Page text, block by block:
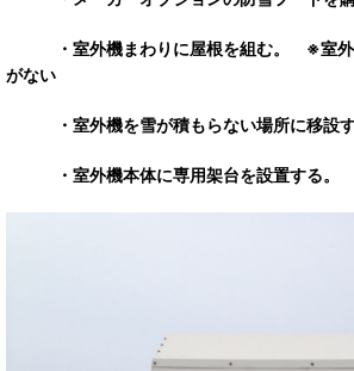
・室外機まわりに屋根を組む。 ※室
がない
・室外機を雪が積もらない場所に移設す
・室外機本体に専用架台を設置する。